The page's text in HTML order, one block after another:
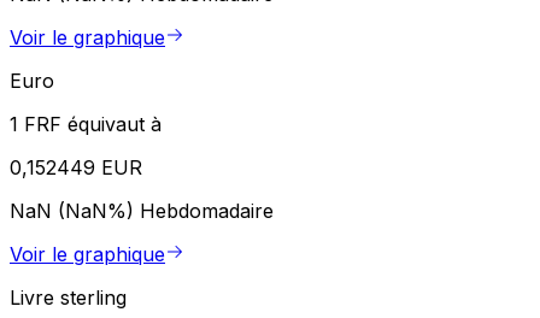
Voir le graphique
Euro
1 FRF équivaut à
0,152449 EUR
NaN (NaN%) Hebdomadaire
Voir le graphique
Livre sterling